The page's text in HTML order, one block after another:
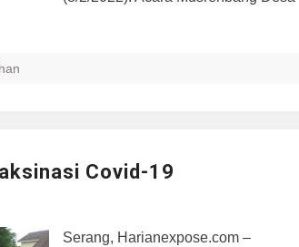
Covid-19
Serang, Harianexpose.com –